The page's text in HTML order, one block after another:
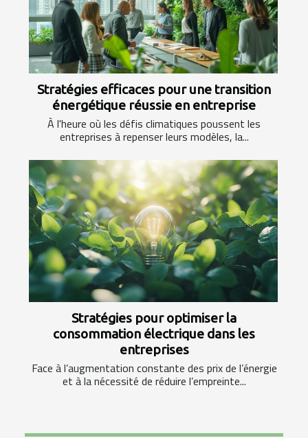
Stratégies efficaces pour une transition
énergétique réussie en entreprise
À l'heure où les défis climatiques poussent les
entreprises à repenser leurs modèles, la...
Stratégies pour optimiser la
consommation électrique dans les
entreprises
Face à l’augmentation constante des prix de l’énergie
et à la nécessité de réduire l’empreinte...